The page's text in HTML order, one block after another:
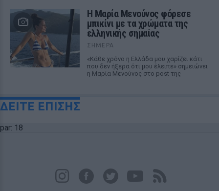
Η Μαρία Μενούνος φόρεσε
μπικίνι με τα χρώματα της
ελληνικής σημαίας
ΣΉΜΕΡΑ
«Κάθε χρόνο η Ελλάδα μου χαρίζει κάτι
που δεν ήξερα ότι μου έλειπε» σημειώνει
η Μαρία Μενούνος στο post της
ΔΕΙΤΕ ΕΠΙΣΗΣ
par: 18